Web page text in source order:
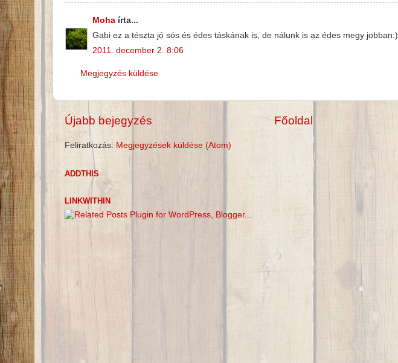
Moha írta...
Gabi ez a tészta jó sós és édes táskának is, de nálunk is az édes megy jobban:)
2011. december 2. 8:06
Megjegyzés küldése
Újabb bejegyzés Főoldal
Feliratkozás: Megjegyzések küldése (Atom)
ADDTHIS
LINKWITHIN